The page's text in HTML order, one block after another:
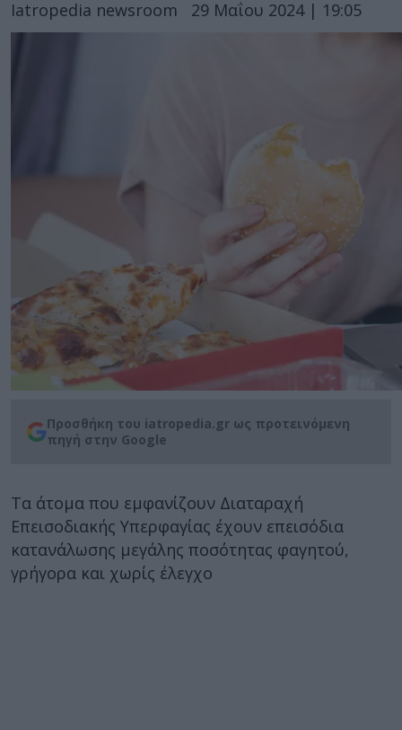
Iatropedia newsroom 29 Μαΐου 2024 | 19:05
Προσθήκη του iatropedia.gr ως προτεινόμενη
πηγή στην Google
Τα άτομα που εμφανίζουν Διαταραχή
Επεισοδιακής Υπερφαγίας έχουν επεισόδια
κατανάλωσης μεγάλης ποσότητας φαγητού,
γρήγορα και χωρίς έλεγχο